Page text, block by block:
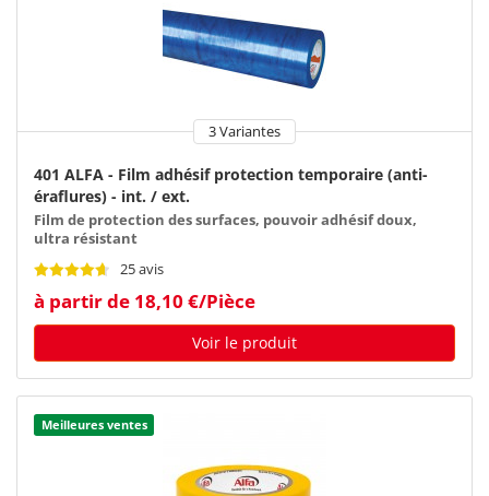
3 Variantes
401 ALFA - Film adhésif protection temporaire (anti-
éraflures) - int. / ext.
Film de protection des surfaces, pouvoir adhésif doux,
ultra résistant
25 avis
à partir de 18,10 €/Pièce
Voir le produit
Meilleures ventes